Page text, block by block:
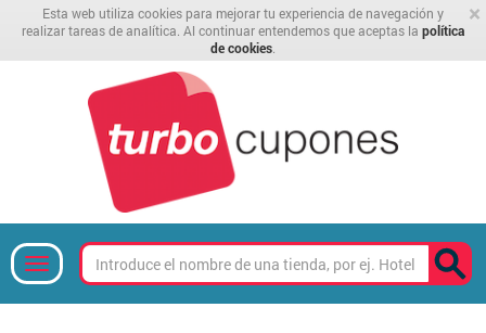
×
Esta web utiliza cookies para mejorar tu experiencia de navegación y
realizar tareas de analítica. Al continuar entendemos que aceptas la política
de cookies